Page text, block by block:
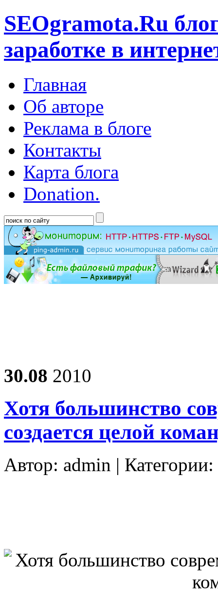
SEOgramota.Ru
заработке в
Главная
Об авторе
Реклама в блоге
Контакты
Карта блога
Donation.
30.08 2010
Хотя большинство
создается целой
Автор: admin | Категории: